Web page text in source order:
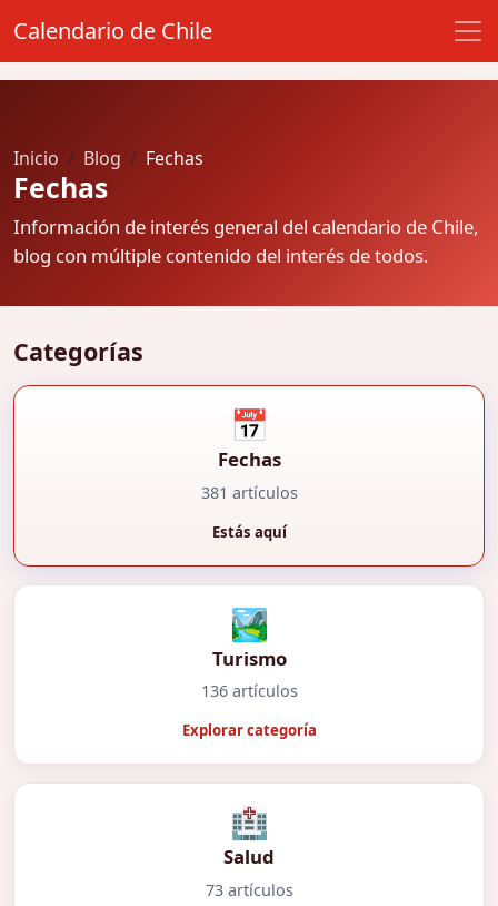
Calendario de Chile
Inicio Blog Fechas
Fechas
Información de interés general del calendario de Chile,
blog con múltiple contenido del interés de todos.
Categorías
📅
Fechas
381 artículos
Estás aquí
🏞️
Turismo
136 artículos
Explorar categoría
🏥
Salud
73 artículos